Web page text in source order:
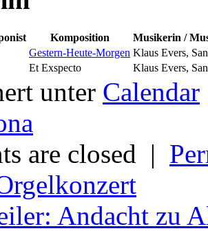
Komposition
Musikerin /
Gestern-Heute-Morgen Klaus Evers,
Et Exspecto Klaus Evers,
unter Calendar
are closed |
Andacht zu